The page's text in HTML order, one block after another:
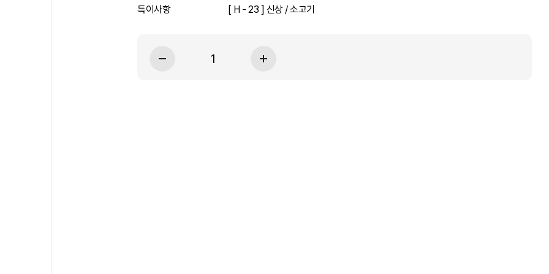
특이사항 [ H - 23 ] 신상 / 소고기